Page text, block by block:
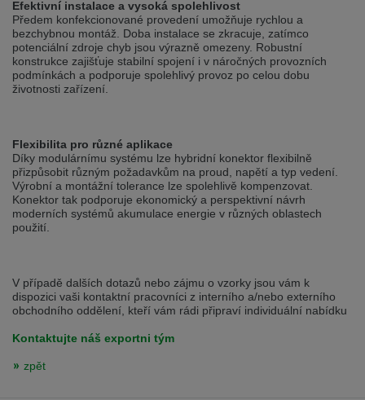
Váš prohlížeč se zdá být v jiném jazyce, než je právě používaný jazyk. Tato
stránka je také k dispozici v němčině. Přejete si přejít na německou verzi?
Přepněte na německou verzi Zůstaňte v této verzi
Wir haben erkannt, dass ihr Browser eine andere Sprache als die derzeit
angezeigte bevorzugt. Diese Webseite ist auch auf Deutsch verfügbar.
Váš prohlížeč se zdá být v jiném jazyce, než je právě používaný jazyk. Tato
stránka je k dispozici také v angličtině. Přejete si přepnout na anglickou
verzi?
Přepněte na anglickou verzi Zůstaňte v této verzi
switch to the English version?
Switch to English version Stay on this version
Efektivní instalace a vysoká spolehlivost
Předem konfekcionované provedení umožňuje rychlou a
bezchybnou montáž. Doba instalace se zkracuje, zatímco
potenciální zdroje chyb jsou výrazně omezeny. Robustní
konstrukce zajišťuje stabilní spojení i v náročných provozních
podmínkách a podporuje spolehlivý provoz po celou dobu
životnosti zařízení.
Flexibilita pro různé aplikace
Díky modulárnímu systému lze hybridní konektor flexibilně
přizpůsobit různým požadavkům na proud, napětí a typ vedení.
Výrobní a montážní tolerance lze spolehlivě kompenzovat.
Konektor tak podporuje ekonomický a perspektivní návrh
moderních systémů akumulace energie v různých oblastech
použití.
V případě dalších dotazů nebo zájmu o vzorky jsou vám k
dispozici vaši kontaktní pracovníci z interního a/nebo externího
obchodního oddělení, kteří vám rádi připraví individuální nabídku
Kontaktujte náš exportni tým
zpět